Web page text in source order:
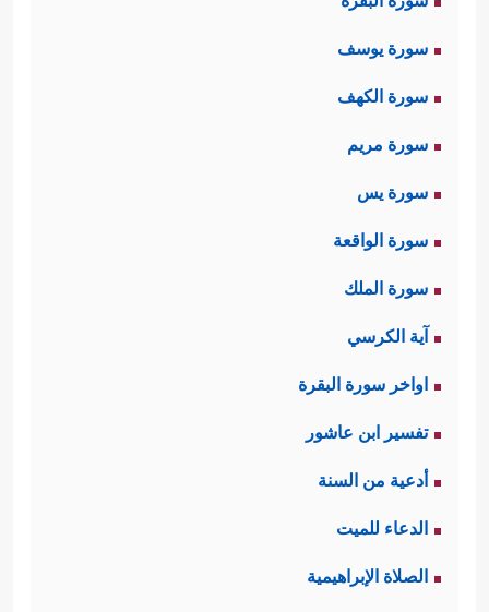
سورة يوسف
سورة الكهف
سورة مريم
سورة يس
سورة الواقعة
سورة الملك
آية الكرسي
اواخر سورة البقرة
تفسير ابن عاشور
أدعية من السنة
الدعاء للميت
الصلاة الإبراهيمية